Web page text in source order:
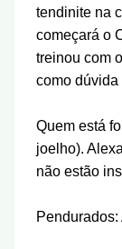
tendinite na
começará o
treinou com
como dúvida
Quem está
joelho).
não estão
Pendurados: